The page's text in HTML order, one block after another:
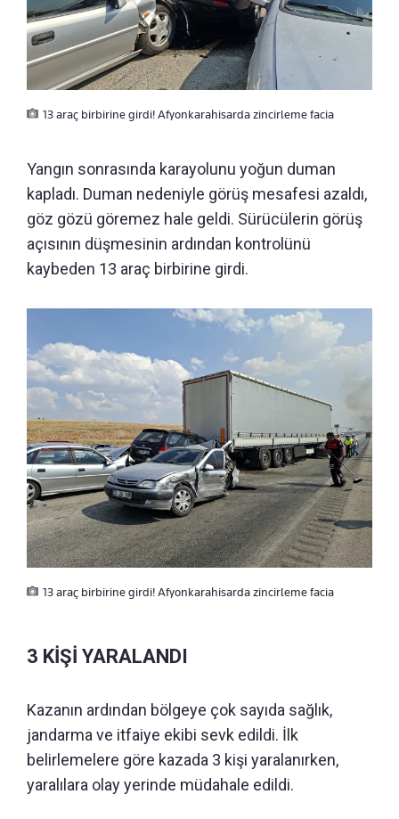
13 araç birbirine girdi! Afyonkarahisarda zincirleme facia
Yangın sonrasında karayolunu yoğun duman
kapladı. Duman nedeniyle görüş mesafesi azaldı,
göz gözü göremez hale geldi. Sürücülerin görüş
açısının düşmesinin ardından kontrolünü
kaybeden 13 araç birbirine girdi.
13 araç birbirine girdi! Afyonkarahisarda zincirleme facia
3 KİŞİ YARALANDI
Kazanın ardından bölgeye çok sayıda sağlık,
jandarma ve itfaiye ekibi sevk edildi. İlk
belirlemelere göre kazada 3 kişi yaralanırken,
yaralılara olay yerinde müdahale edildi.